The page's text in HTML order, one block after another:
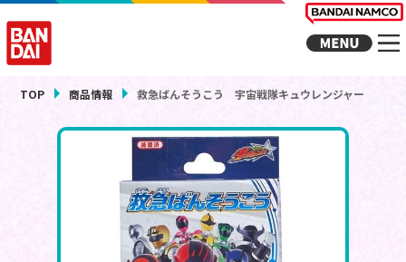
TOP 商品情報 救急ばんそうこう 宇宙戦隊キュウレンジャー